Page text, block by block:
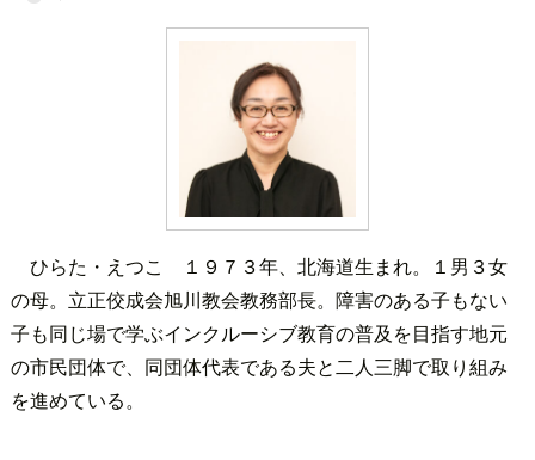
ひらた・えつこ １９７３年、北海道生まれ。１男３女
の母。立正佼成会旭川教会教務部長。障害のある子もない
子も同じ場で学ぶインクルーシブ教育の普及を目指す地元
の市民団体で、同団体代表である夫と二人三脚で取り組み
を進めている。